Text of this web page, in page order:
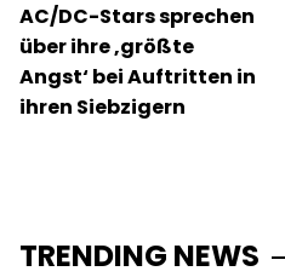
AC/DC-Stars sprechen
über ihre ‚größte
Angst‘ bei Auftritten in
ihren Siebzigern
TRENDING NEWS